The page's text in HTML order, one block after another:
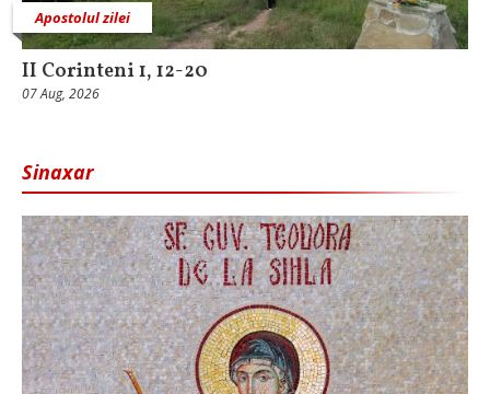
Apostolul zilei
II Corinteni 1, 12-20
07 Aug, 2026
Sinaxar